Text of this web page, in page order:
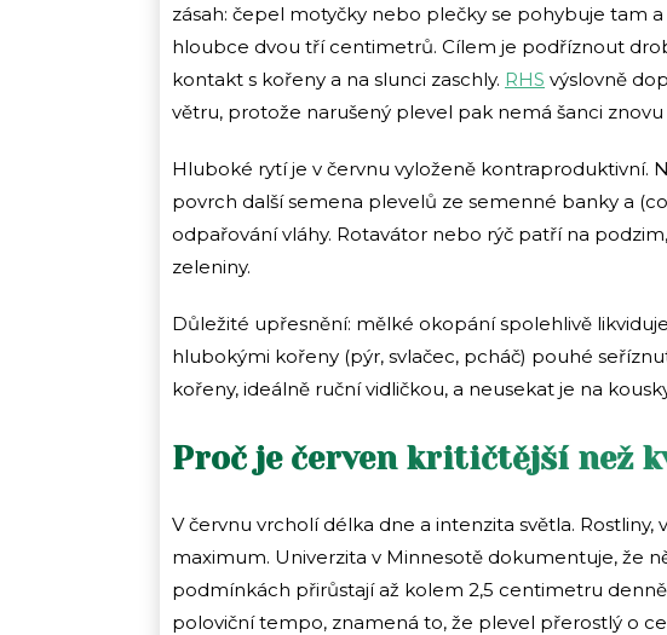
zásah: čepel motyčky nebo plečky se pohybuje tam
hloubce dvou tří centimetrů. Cílem je podříznout
kontakt s kořeny a na slunci zaschly. RHS výslovně
větru, protože narušený plevel pak nemá šanci znovu
Hluboké rytí je v červnu vyloženě kontraproduktivní.
povrch další semena plevelů ze semenné banky a
odpařování vláhy. Rotavátor nebo rýč patří na
zeleniny.
Důležité upřesnění: mělké okopání spolehlivě
hlubokými kořeny (pýr, svlačec, pcháč) pouhé
kořeny, ideálně ruční vidličkou, a neusekat je na
Proč je červen kritičtější než
V červnu vrcholí délka dne a intenzita světla.
maximum. Univerzita v Minnesotě dokumentuje, že
podmínkách přirůstají až kolem 2,5 centimetru
poloviční tempo, znamená to, že plevel přerostlý o